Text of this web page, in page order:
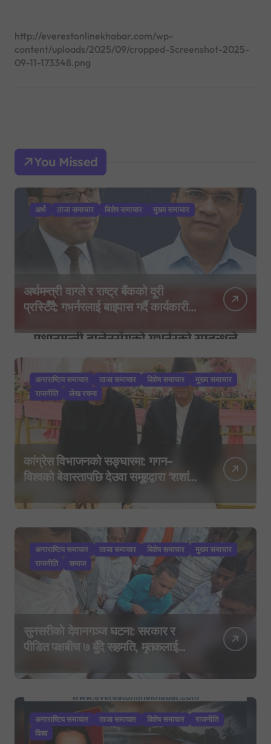
http://everestonlinekhabar.com/wp-
content/uploads/2025/09/cropped-Screenshot-2025-
09-11-173348.png
You Missed
अर्थ ताजा समाचार बिशेष समाचार मुख्य समाचार
अर्थमन्त्री वाग्ले र राष्ट्र बैंकको दूरी
प्रस्टिँदै: गभर्नरलाई बाइपास गर्दै कार्यकारी
अन्तराष्टिय समाचार ताजा समाचार बिशेष समाचार
मुख्य समाचार
राजनीति
लेख रचना
कांग्रेस विभाजनको सङ्घारमा: गगन–
विश्वको बेवास्तापछि देउवा समूहद्वारा ‘शशांक
यात्राको घोषणा तयारी!
अन्तराष्टिय समाचार ताजा समाचार बिशेष समाचार
मुख्य समाचार
राजनीति
समाज
सुनसरीको देवानगञ्ज घटना: सरकार र
पीडित पक्षबीच ७ बुँदे सहमति, मृतकलाई
अन्तराष्टिय समाचार ताजा समाचार बिशेष समाचार
राजनीति
विश्व